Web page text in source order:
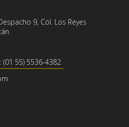
9, Col. Los Reyes
(01 55) 5536-4382
dede